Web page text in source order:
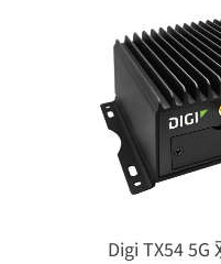
Digi TX54 5G